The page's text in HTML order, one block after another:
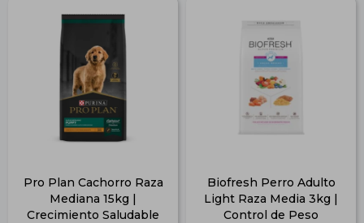
Pro Plan Cachorro Raza
Mediana 15kg |
Crecimiento Saludable
Biofresh Perro Adulto
Light Raza Media 3kg |
Control de Peso